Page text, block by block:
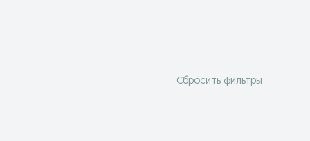
Сбросить фильтры